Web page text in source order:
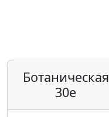
Ботаническая
30е